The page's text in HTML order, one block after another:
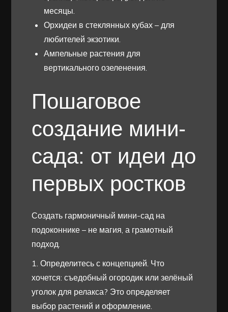
месяцы.
Орхидеи в стеклянных кубах – для
любителей экзотики.
Ампельные растения для
вертикального озеленения.
Пошаговое
создание мини-
сада: от идеи до
первых ростков
Создать гармоничный мини-сад на
подоконнике – не магия, а грамотный
подход.
1. Определитесь с концепцией. Что
хочется: съедобный огородик или зелёный
уголок для релакса? Это определяет
выбор растений и оформление.